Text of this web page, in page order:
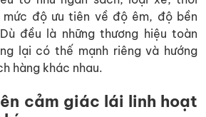
mức độ ưu tiên về độ êm, độ bền
đều là những thương hiệu toàn
lại có thế mạnh riêng và hướng
hàng khác nhau.
cảm giác lái linh hoạt